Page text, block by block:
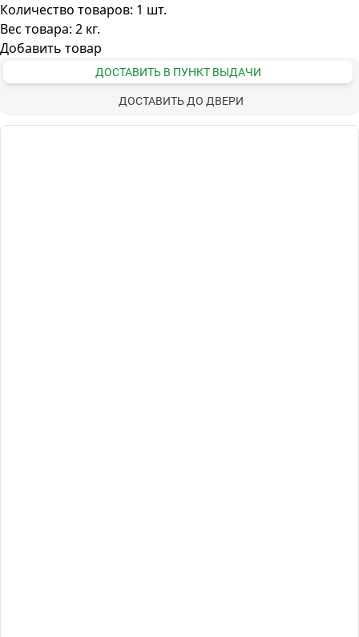
Количество товаров: 1 шт.
Вес товара: 2 кг.
Добавить товар
ДОСТАВИТЬ В ПУНКТ ВЫДАЧИ
ДОСТАВИТЬ ДО ДВЕРИ